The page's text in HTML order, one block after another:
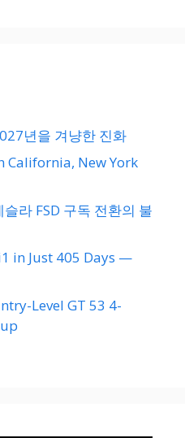
년을 겨냥한 진화
California, New York
라 FSD 구독 전환의 불
in Just 405 Days —
Level GT 53 4-